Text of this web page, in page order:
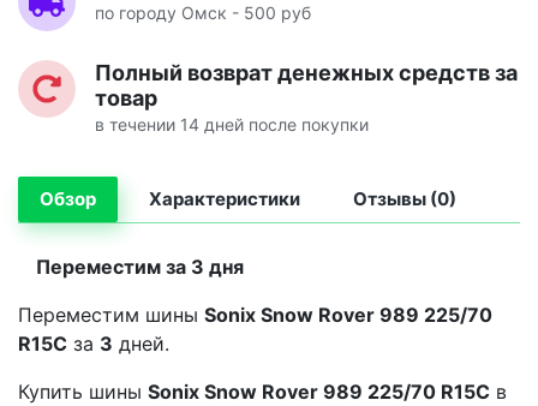
по городу Омск - 500 руб
Полный возврат денежных средств за
товар
в течении 14 дней после покупки
Обзор Характеристики Отзывы (0)
Переместим за 3 дня
Переместим шины Sonix Snow Rover 989 225/70
R15C за 3 дней.
Купить шины Sonix Snow Rover 989 225/70 R15C в